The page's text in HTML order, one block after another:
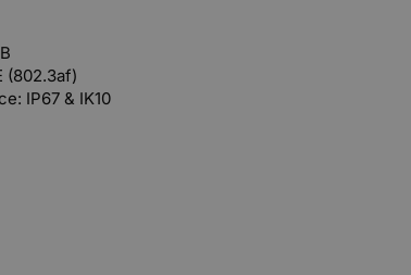
(802.3af)
IP67 & IK10